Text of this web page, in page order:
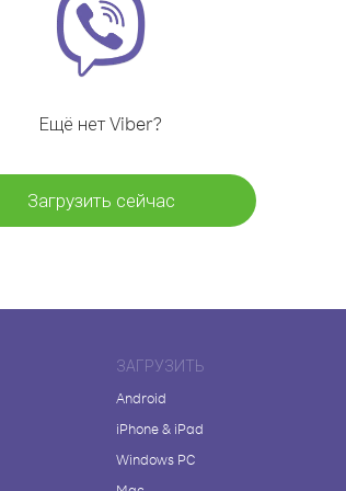
Ещё нет Viber?
Загрузить сейчас
ЗАГРУЗИТЬ
Android
iPhone & iPad
Windows PC